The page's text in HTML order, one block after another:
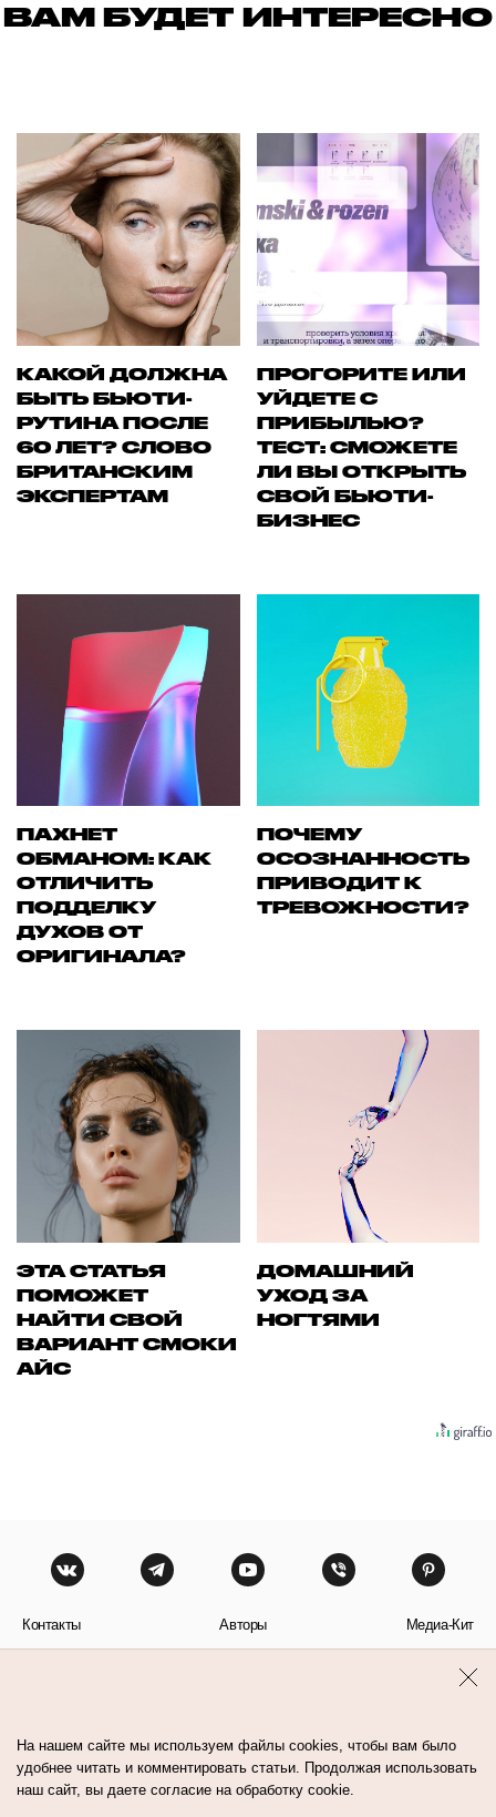
ВАМ БУДЕТ ИНТЕРЕСНО
КАКОЙ ДОЛЖНА
БЫТЬ БЬЮТИ-
РУТИНА ПОСЛЕ
60 ЛЕТ? СЛОВО
БРИТАНСКИМ
ЭКСПЕРТАМ
ПРОГОРИТЕ ИЛИ
УЙДЕТЕ С
ПРИБЫЛЬЮ?
ТЕСТ: СМОЖЕТЕ
ЛИ ВЫ ОТКРЫТЬ
СВОЙ БЬЮТИ-
БИЗНЕС
ПАХНЕТ
ОБМАНОМ: КАК
ОТЛИЧИТЬ
ПОДДЕЛКУ
ДУХОВ ОТ
ОРИГИНАЛА?
ПОЧЕМУ
ОСОЗНАННОСТЬ
ПРИВОДИТ К
ТРЕВОЖНОСТИ?
ЭТА СТАТЬЯ
ПОМОЖЕТ
НАЙТИ СВОЙ
ВАРИАНТ СМОКИ
АЙС
ДОМАШНИЙ
УХОД ЗА
НОГТЯМИ
Контакты Авторы Медиа-Кит
На нашем сайте мы используем файлы cookies, чтобы вам было
удобнее читать и комментировать статьи. Продолжая использовать
наш сайт, вы даете согласие на обработку cookie.